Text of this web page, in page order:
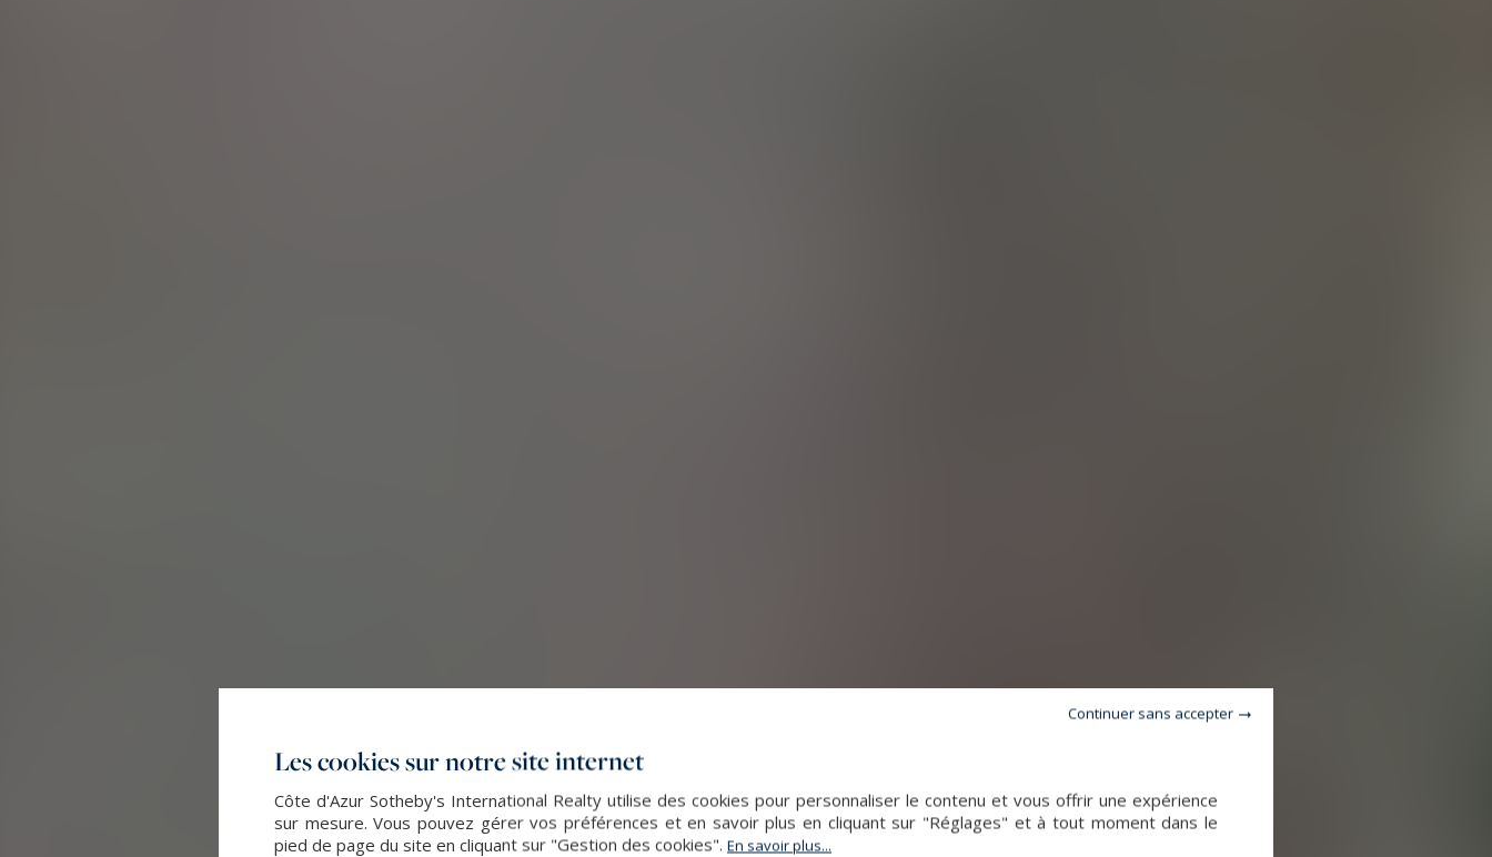
Les cookies sur notre site internet
Côte d'Azur Sotheby's International Realty utilise des cookies pour personnaliser le contenu et vous offrir une expérience
sur mesure. Vous pouvez gérer vos préférences et en savoir plus en cliquant sur "Réglages" et à tout moment dans le
pied de page du site en cliquant sur "Gestion des cookies". En savoir plus...
Continuer sans accepter